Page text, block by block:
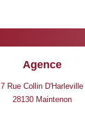
Agence
7 Rue Collin D'Harleville
28130 Maintenon